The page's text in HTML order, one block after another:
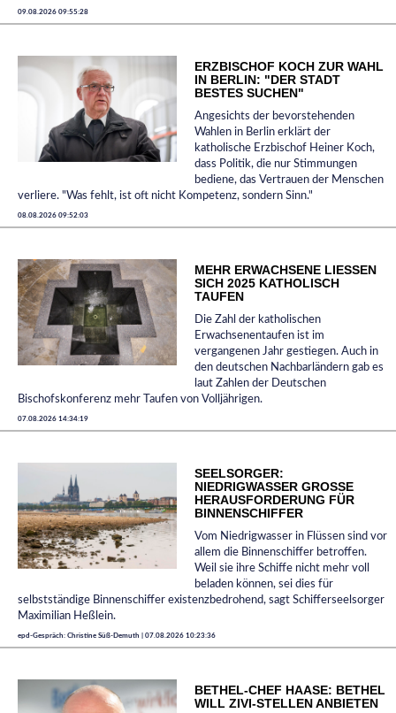
09.08.2026 09:55:28
ERZBISCHOF KOCH ZUR WAHL
IN BERLIN: "DER STADT
BESTES SUCHEN"
Angesichts der bevorstehenden
Wahlen in Berlin erklärt der
katholische Erzbischof Heiner Koch,
dass Politik, die nur Stimmungen
bediene, das Vertrauen der Menschen
verliere. "Was fehlt, ist oft nicht Kompetenz, sondern Sinn."
08.08.2026 09:52:03
MEHR ERWACHSENE LIESSEN S
ICH 2025 KATHOLISCH T
AUFEN
Die Zahl der katholischen
Erwachsenentaufen ist im
vergangenen Jahr gestiegen. Auch in
den deutschen Nachbarländern gab es
laut Zahlen der Deutschen
Bischofskonferenz mehr Taufen von Volljährigen.
07.08.2026 14:34:19
SEELSORGER:
NIEDRIGWASSER GROSSE H
ERAUSFORDERUNG FÜR B
INNENSCHIFFER
Vom Niedrigwasser in Flüssen sind vor
allem die Binnenschiffer betroffen.
Weil sie ihre Schiffe nicht mehr voll
beladen können, sei dies für
selbstständige Binnenschiffer existenzbedrohend, sagt Schifferseelsorger
Maximilian Heßlein.
epd-Gespräch: Christine Süß-Demuth | 07.08.2026 10:23:36
BETHEL-CHEF HAASE: BETHEL
WILL ZIVI-STELLEN ANBIETEN